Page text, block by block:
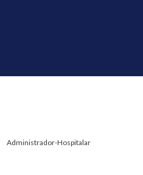
Administrador-Hospitalar